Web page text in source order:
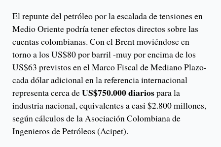
El repunte del petróleo por la escalada de tensiones en
Medio Oriente podría tener efectos directos sobre las
cuentas colombianas. Con el Brent moviéndose en
torno a los US$80 por barril -muy por encima de los
US$63 previstos en el Marco Fiscal de Mediano Plazo-
cada dólar adicional en la referencia internacional
representa cerca deUS$750.000 diariospara la
industria nacional, equivalentes a casi $2.800 millones,
según cálculos de la Asociación Colombiana de
Ingenieros de Petróleos (Acipet).